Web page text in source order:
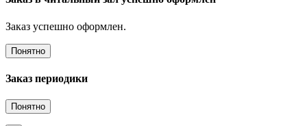
Заказ успешно оформлен.
Понятно
Заказ периодики
Понятно